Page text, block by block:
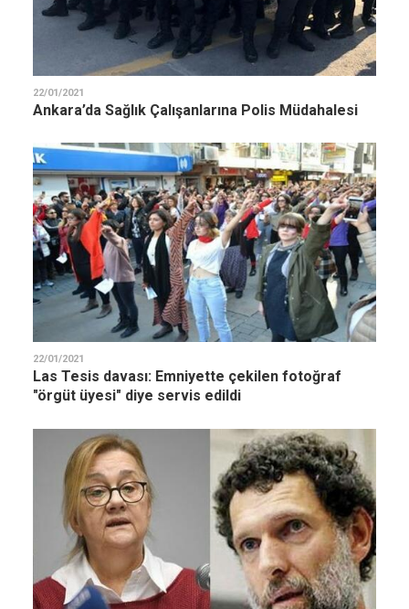
22/01/2021
Ankara’da Sağlık Çalışanlarına Polis Müdahalesi
22/01/2021
Las Tesis davası: Emniyette çekilen fotoğraf
"örgüt üyesi" diye servis edildi